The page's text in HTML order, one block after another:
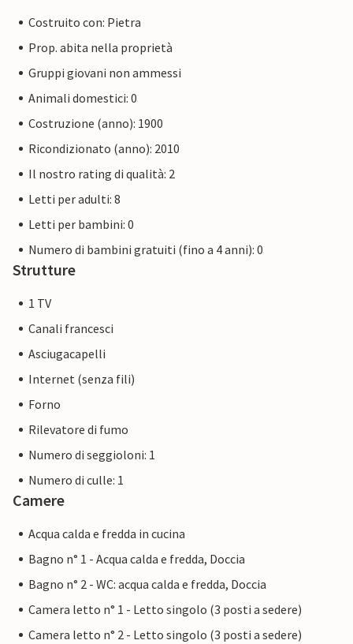
Costruito con: Pietra
Prop. abita nella proprietà
Gruppi giovani non ammessi
Animali domestici: 0
Costruzione (anno): 1900
Ricondizionato (anno): 2010
Il nostro rating di qualità: 2
Letti per adulti: 8
Letti per bambini: 0
Numero di bambini gratuiti (fino a 4 anni): 0
Strutture
1 TV
Canali francesci
Asciugacapelli
Internet (senza fili)
Forno
Rilevatore di fumo
Numero di seggioloni: 1
Numero di culle: 1
Camere
Acqua calda e fredda in cucina
Bagno n° 1 - Acqua calda e fredda, Doccia
Bagno n° 2 - WC: acqua calda e fredda, Doccia
Camera letto n° 1 - Letto singolo (3 posti a sedere)
Camera letto n° 2 - Letto singolo (3 posti a sedere)